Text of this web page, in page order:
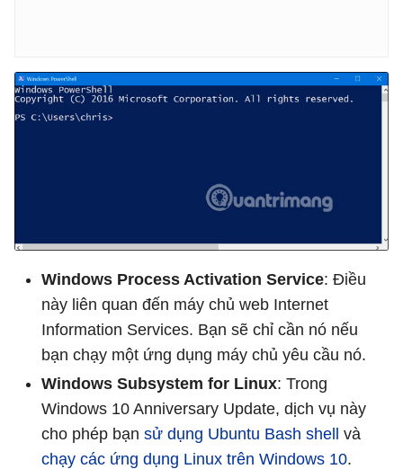
Windows Process Activation Service: Điều
này liên quan đến máy chủ web Internet
Information Services. Bạn sẽ chỉ cần nó nếu
bạn chạy một ứng dụng máy chủ yêu cầu nó.
Windows Subsystem for Linux: Trong
Windows 10 Anniversary Update, dịch vụ này
cho phép bạn sử dụng Ubuntu Bash shell và
chạy các ứng dụng Linux trên Windows 10.